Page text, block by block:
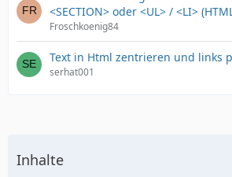
<SECTION> oder <UL> / <LI>
Froschkoenig84
Text in Html zentrieren und links
serhat001
Inhalte